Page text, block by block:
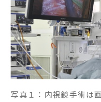
写真１：内視鏡手術は